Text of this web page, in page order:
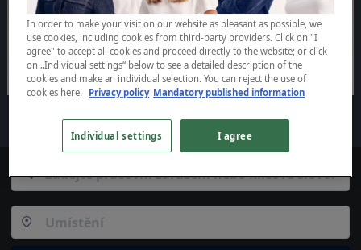
In order to make your visit on our website as pleasant as possible, we
use cookies, including cookies from third-party providers. Click on "I
agree" to accept all cookies and proceed directly to the website; or click
on „Individual settings“ below to see a detailed description of the
cookies and make an individual selection. You can reject the use of
cookies here. Privacy policy Mandatory published information
Individual settings I agree